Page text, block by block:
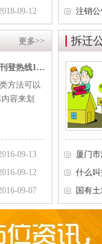
税务稽查广告登报
报海外版广告刊登
话13581658994
13581658994
资产转让广告登报
公告刊登电话13581658994
董事公告登报13581658994
公告刊登电话13581658994
催收公告登报13581658994
公告登报电话13581658994
公告登报13581658994
09-12 注销
更多>>
劳务招标公告登报，劳务招标公告刊登热线13581658994
方法可以
容来划
09-13
09-12
09-07
拆迁
什么
国有